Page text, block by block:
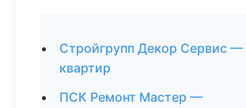
Стройгрупп Декор Сервис —
квартир
ПСК Ремонт Мастер —